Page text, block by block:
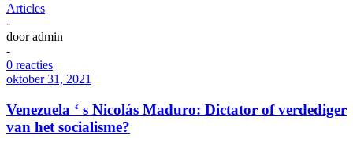
Articles
-
dooradmin
-
0 reacties
oktober 31, 2021
Venezuela ‘ s Nicolás Maduro: Dictator of verdediger
van het socialisme?